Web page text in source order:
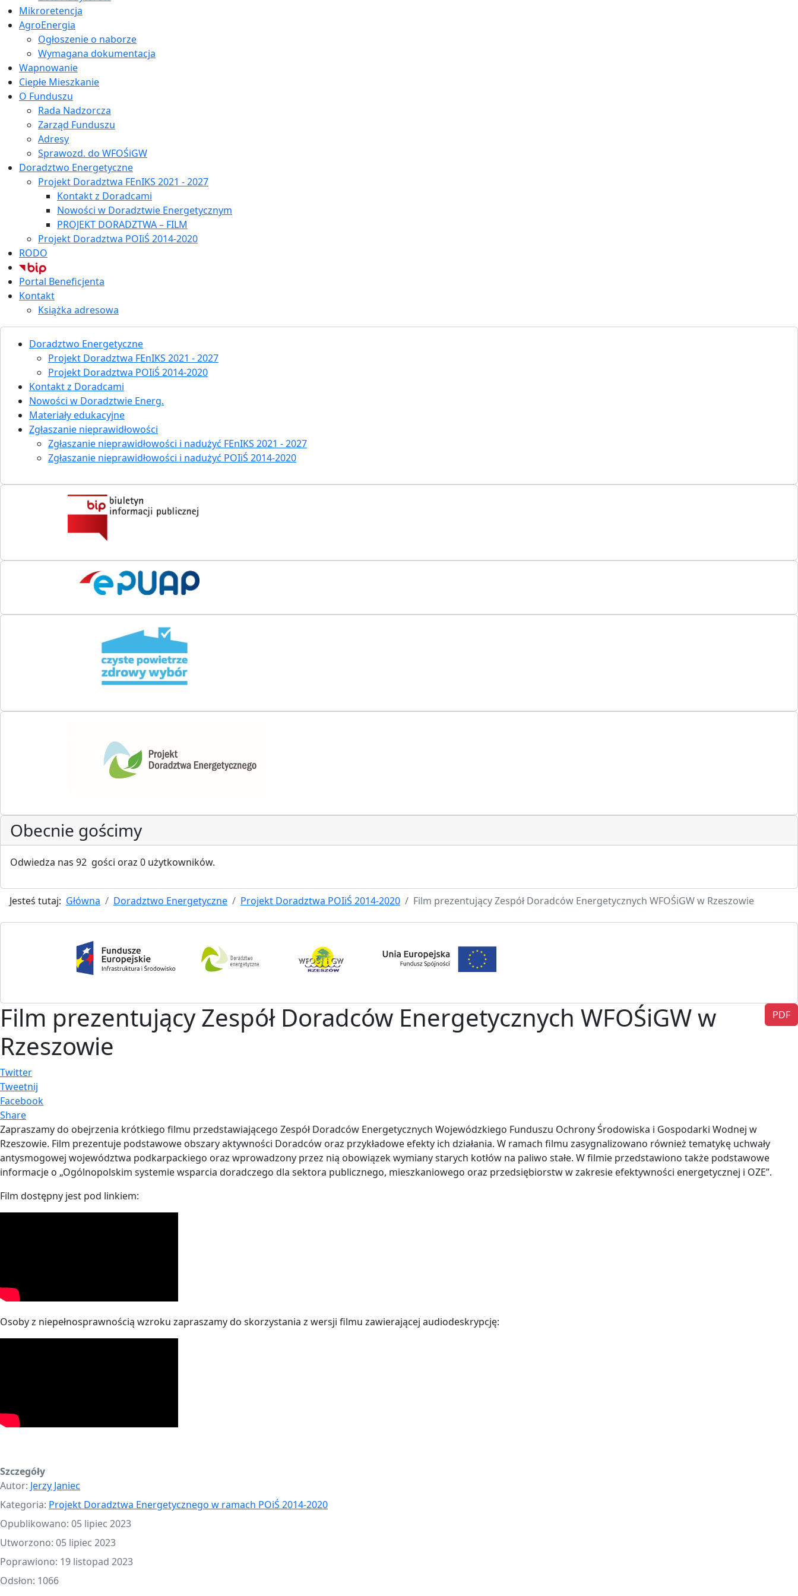
Mikroretencja
AgroEnergia
Ogłoszenie o naborze
Wymagana dokumentacja
Wapnowanie
Ciepłe Mieszkanie
O Funduszu
Rada Nadzorcza
Zarząd Funduszu
Adresy
Sprawozd. do WFOŚiGW
Doradztwo Energetyczne
Projekt Doradztwa FEnIKS 2021 - 2027
Kontakt z Doradcami
Nowości w Doradztwie Energetycznym
PROJEKT DORADZTWA – FILM
Projekt Doradztwa POIiŚ 2014-2020
RODO
Portal Beneficjenta
Kontakt
Książka adresowa
Doradztwo Energetyczne
Projekt Doradztwa FEnIKS 2021 - 2027
Projekt Doradztwa POIiŚ 2014-2020
Kontakt z Doradcami
Nowości w Doradztwie Energ.
Materiały edukacyjne
Zgłaszanie nieprawidłowości
Zgłaszanie nieprawidłowości i nadużyć FEnIKS 2021 - 2027
Zgłaszanie nieprawidłowości i nadużyć POIiŚ 2014-2020
Obecnie gościmy
Odwiedza nas 92 gości oraz 0 użytkowników.
Jesteś tutaj: Główna Doradztwo Energetyczne Projekt Doradztwa POIiŚ 2014-2020 Film prezentujący Zespół Doradców Energetycznych WFOŚiGW w Rzeszowie
PDF
Film prezentujący Zespół Doradców Energetycznych WFOŚiGW w
Rzeszowie
Twitter
Tweetnij
Facebook
Share
Zapraszamy do obejrzenia krótkiego filmu przedstawiającego Zespół Doradców Energetycznych Wojewódzkiego Funduszu Ochrony Środowiska i Gospodarki Wodnej w
Rzeszowie. Film prezentuje podstawowe obszary aktywności Doradców oraz przykładowe efekty ich działania. W ramach filmu zasygnalizowano również tematykę uchwały
antysmogowej województwa podkarpackiego oraz wprowadzony przez nią obowiązek wymiany starych kotłów na paliwo stałe. W filmie przedstawiono także podstawowe
informacje o „Ogólnopolskim systemie wsparcia doradczego dla sektora publicznego, mieszkaniowego oraz przedsiębiorstw w zakresie efektywności energetycznej i OZE”.
Film dostępny jest pod linkiem:
Osoby z niepełnosprawnością wzroku zapraszamy do skorzystania z wersji filmu zawierającej audiodeskrypcję:
Szczegóły
Autor: Jerzy Janiec
Kategoria: Projekt Doradztwa Energetycznego w ramach POiŚ 2014-2020
Opublikowano: 05 lipiec 2023
Utworzono: 05 lipiec 2023
Poprawiono: 19 listopad 2023
Odsłon: 1066